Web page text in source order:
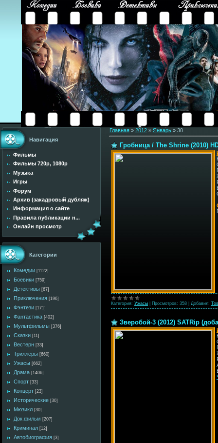
Навигация
Фильмы
Фильмы 720p, 1080p
Музыка
Игры
Форум
Архив (закадровый дубляж)
Информация о сайте
Правила публикации н...
Онлайн просмотр
Категории
Комедии [1122]
Боевики [759]
Детективы [67]
Приключения [196]
Фэнтези [171]
Фантастика [402]
Мультфильмы [376]
Сказки [11]
Вестерн [33]
Триллеры [660]
Ужасы [662]
Драма [1406]
Спорт [33]
Концерт [23]
Исторические [30]
Мюзикл [30]
Док.фильм [207]
Криминал [12]
Автобиография [3]
Главная » 2012 » Январь » 30
Гробница / The Shrine (2010)
Категория: Ужасы Просмотров: 358 Добавил:
Зверобой-3 (2012) SATRip